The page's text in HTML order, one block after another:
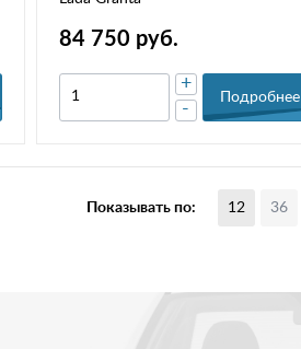
84 750 руб.
-
+
Подробнее
Показывать по: 12 36